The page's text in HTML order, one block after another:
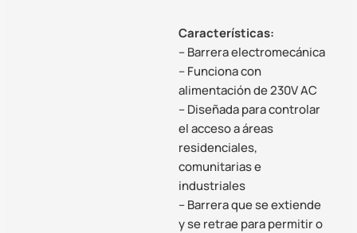
Características:
– Barrera electromecánica
– Funciona con
alimentación de 230V AC
– Diseñada para controlar
el acceso a áreas
residenciales,
comunitarias e
industriales
– Barrera que se extiende
y se retrae para permitir o